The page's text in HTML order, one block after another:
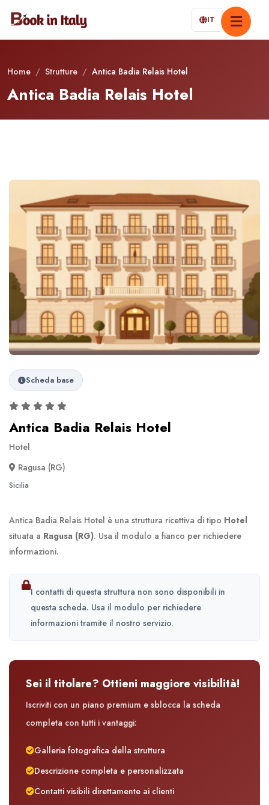
IT
Home / Strutture / Antica Badia Relais Hotel
Antica Badia Relais Hotel
Scheda base
Antica Badia Relais Hotel
Hotel
Ragusa (RG)
Sicilia
Antica Badia Relais Hotel è una struttura ricettiva di tipo Hotel
situata a Ragusa (RG). Usa il modulo a fianco per richiedere
informazioni.
I contatti di questa struttura non sono disponibili in
questa scheda. Usa il modulo per richiedere
informazioni tramite il nostro servizio.
Sei il titolare? Ottieni maggiore visibilità!
Iscriviti con un piano premium e sblocca la scheda
completa con tutti i vantaggi:
Galleria fotografica della struttura
Descrizione completa e personalizzata
Contatti visibili direttamente ai clienti